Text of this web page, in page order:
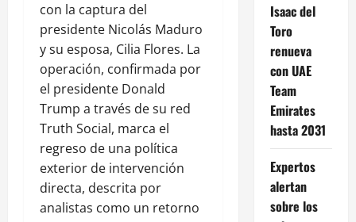
con la captura del
presidente Nicolás Maduro
y su esposa, Cilia Flores. La
operación, confirmada por
el presidente Donald
Trump a través de su red
Truth Social, marca el
regreso de una política
exterior de intervención
directa, descrita por
analistas como un retorno
Isaac del
Toro
renueva
con UAE
Team
Emirates
hasta 2031
Expertos
alertan
sobre los